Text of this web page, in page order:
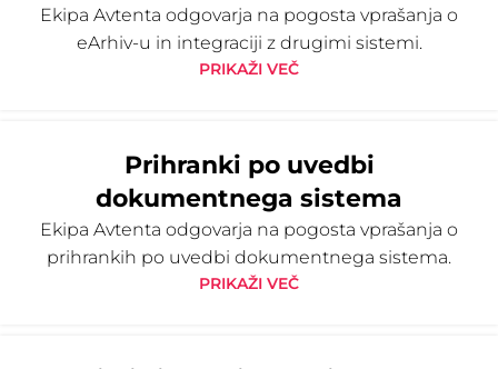
Ekipa Avtenta odgovarja na pogosta vprašanja o
eArhiv-u in integraciji z drugimi sistemi.
PRIKAŽI VEČ
Prihranki po uvedbi
dokumentnega sistema
Ekipa Avtenta odgovarja na pogosta vprašanja o
prihrankih po uvedbi dokumentnega sistema.
PRIKAŽI VEČ